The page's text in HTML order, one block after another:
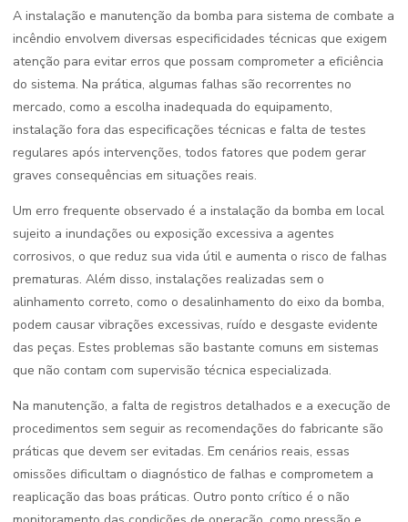
A instalação e manutenção da bomba para sistema de combate a
incêndio envolvem diversas especificidades técnicas que exigem
atenção para evitar erros que possam comprometer a eficiência
do sistema. Na prática, algumas falhas são recorrentes no
mercado, como a escolha inadequada do equipamento,
instalação fora das especificações técnicas e falta de testes
regulares após intervenções, todos fatores que podem gerar
graves consequências em situações reais.
Um erro frequente observado é a instalação da bomba em local
sujeito a inundações ou exposição excessiva a agentes
corrosivos, o que reduz sua vida útil e aumenta o risco de falhas
prematuras. Além disso, instalações realizadas sem o
alinhamento correto, como o desalinhamento do eixo da bomba,
podem causar vibrações excessivas, ruído e desgaste evidente
das peças. Estes problemas são bastante comuns em sistemas
que não contam com supervisão técnica especializada.
Na manutenção, a falta de registros detalhados e a execução de
procedimentos sem seguir as recomendações do fabricante são
práticas que devem ser evitadas. Em cenários reais, essas
omissões dificultam o diagnóstico de falhas e comprometem a
reaplicação das boas práticas. Outro ponto crítico é o não